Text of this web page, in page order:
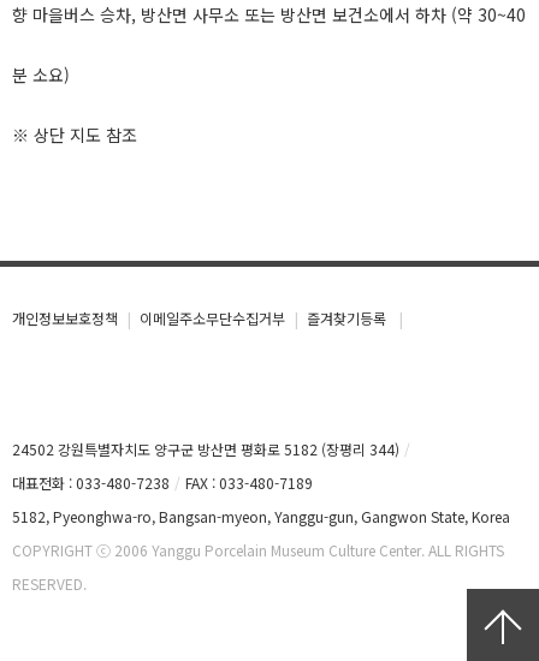
향 마을버스 승차, 방산면 사무소 또는 방산면 보건소에서 하차 (약 30~40
분 소요)
※ 상단 지도 참조
개인정보보호정책 이메일주소무단수집거부 즐겨찾기등록
24502 강원특별자치도 양구군 방산면 평화로 5182 (장평리 344)
대표전화 : 033-480-7238
FAX : 033-480-7189
5182, Pyeonghwa-ro, Bangsan-myeon, Yanggu-gun, Gangwon State, Korea
COPYRIGHT ⓒ 2006 Yanggu Porcelain Museum Culture Center. ALL RIGHTS
RESERVED.